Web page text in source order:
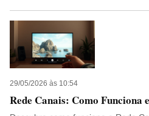
29/05/2026 às 10:54
Rede Canais: Como Funciona